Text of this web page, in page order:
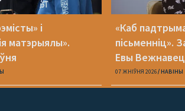
і
матэрыялы».
«Каб
пісьменніц».
Евы Вежнавец
07 ЖНІЎНЯ 2026 НАВІНЫ